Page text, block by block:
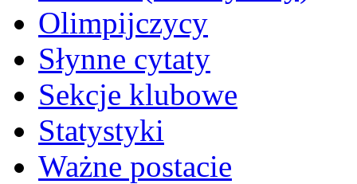
Olimpijczycy
Słynne cytaty
Sekcje klubowe
Statystyki
Ważne postacie